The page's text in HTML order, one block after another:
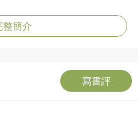
2004年創辦文化機構思網絡，社群及空
超過30項專題書籍、文化地圖及刊物。
化機構思網絡逾十年，現任高級研究
簡介
寫書評